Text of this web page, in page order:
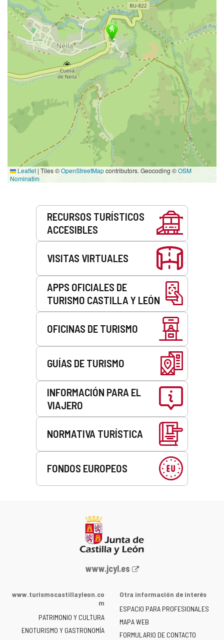
Leaflet | Tiles ©OpenStreetMapcontributors. Geocoding ©OSM
Nominatim
RECURSOS TURÍSTICOS
ACCESIBLES
VISITAS VIRTUALES
APPS OFICIALES DE
TURISMO CASTILLA Y LEÓN
OFICINAS DE TURISMO
GUÍAS DE TURISMO
INFORMACIÓN PARA EL
VIAJERO
NORMATIVA TURÍSTICA
FONDOS EUROPEOS
Portal
la
de
Castilla
www.jcyl.es
www.turismocastillayleon.co
m
PATRIMONIO Y CULTURA
ENOTURISMO Y GASTRONOMÍA
Otra información de interés
ESPACIO PARA PROFESIONALES
MAPA WEB
FORMULARIO DE CONTACTO